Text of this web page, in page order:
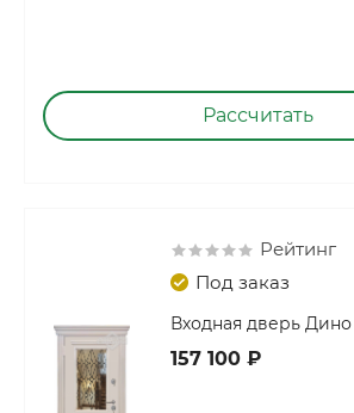
Рассчитать
Рейтинг
Под заказ
Входная дверь Дино
157 100 ₽